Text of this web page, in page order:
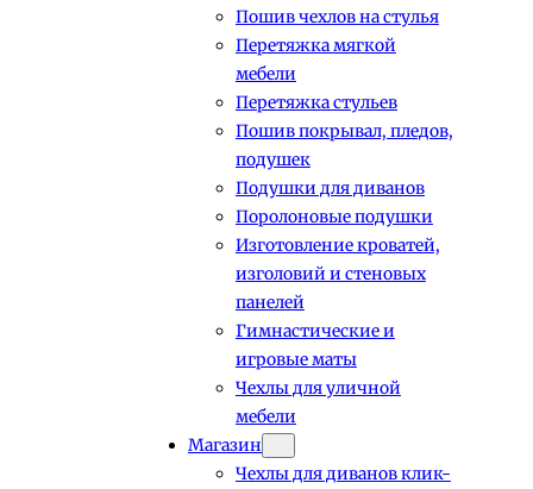
Пошив чехлов на стулья
Перетяжка мягкой
мебели
Перетяжка стульев
Пошив покрывал, пледов,
подушек
Подушки для диванов
Поролоновые подушки
Изготовление кроватей,
изголовий и стеновых
панелей
Гимнастические и
игровые маты
Чехлы для уличной
мебели
Магазин
Чехлы для диванов клик-